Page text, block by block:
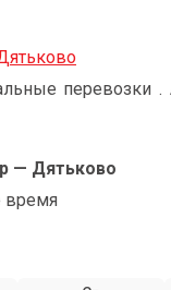
перевозки .
— Дятьково
время